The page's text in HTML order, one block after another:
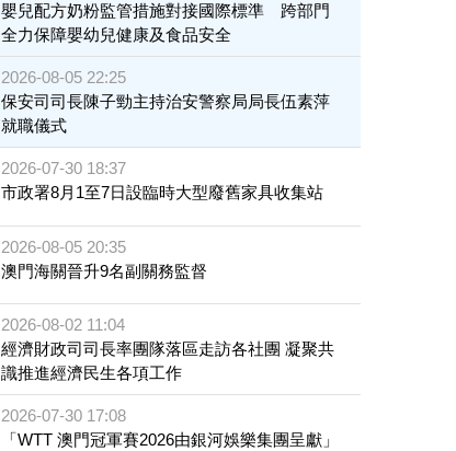
嬰兒配方奶粉監管措施對接國際標準 跨部門
全力保障嬰幼兒健康及食品安全
2026-08-05 22:25
保安司司長陳子勁主持治安警察局局長伍素萍
就職儀式
2026-07-30 18:37
市政署8月1至7日設臨時大型廢舊家具收集站
2026-08-05 20:35
澳門海關晉升9名副關務監督
2026-08-02 11:04
經濟財政司司長率團隊落區走訪各社團 凝聚共
識推進經濟民生各項工作
2026-07-30 17:08
「WTT 澳門冠軍賽2026由銀河娛樂集團呈獻」